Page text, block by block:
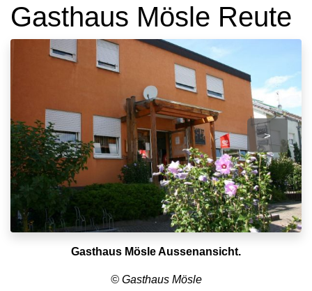
Gasthaus Mösle Reute
>
Gasthaus Mösle Aussenansicht.
© Gasthaus Mösle